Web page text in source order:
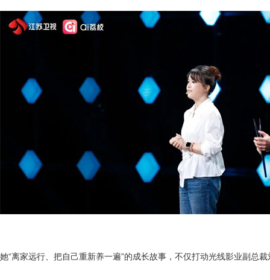
她“离家远行、把自己重新养一遍”的成长故事，不仅打动光线影业副总裁